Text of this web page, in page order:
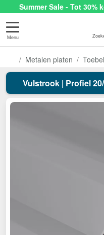
Summer Sale - Tot
Menu
Metalen platen
Vulstrook | Profiel